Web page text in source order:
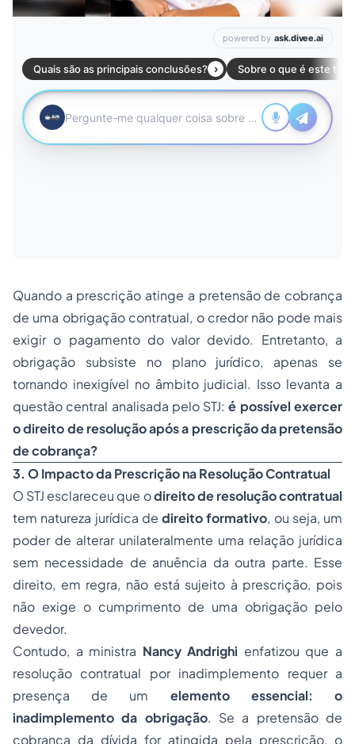
Quando a prescrição atinge a pretensão de cobrança
de uma obrigação contratual, o credor não pode mais
exigir o pagamento do valor devido. Entretanto, a
obrigação subsiste no plano jurídico, apenas se
tornando inexigível no âmbito judicial. Isso levanta a
questão central analisada pelo STJ:é possível exercer
o direito de resolução após a prescrição da pretensão
de cobrança?
3. O Impacto da Prescrição na Resolução Contratual
O STJ esclareceu que odireito de resolução contratual
tem natureza jurídica de direito formativo, ou seja, um
poder de alterar unilateralmente uma relação jurídica
sem necessidade de anuência da outra parte. Esse
direito, em regra, não está sujeito à prescrição, pois
não exige o cumprimento de uma obrigação pelo
devedor.
Contudo, a ministra Nancy Andrighi enfatizou que a
resolução contratual por inadimplemento requer a
presença de um elemento essencial: o
inadimplemento da obrigação. Se a pretensão de
cobrança da dívida for atingida pela prescrição, o